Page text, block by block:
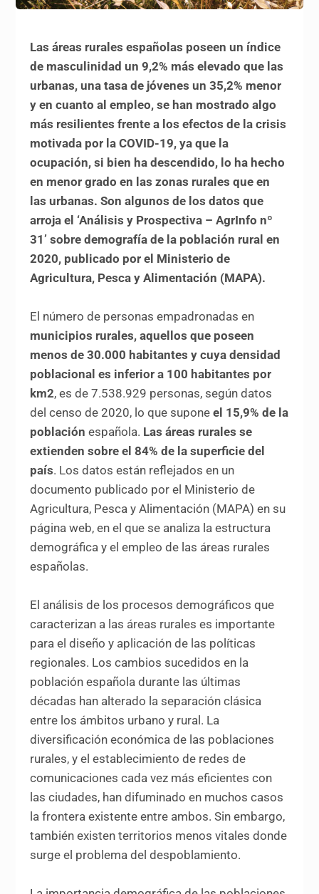
Las áreas rurales españolas poseen un índice
de masculinidad un 9,2% más elevado que las
urbanas, una tasa de jóvenes un 35,2% menor
y en cuanto al empleo, se han mostrado algo
más resilientes frente a los efectos de la crisis
motivada por la COVID-19, ya que la
ocupación, si bien ha descendido, lo ha hecho
en menor grado en las zonas rurales que en
las urbanas. Son algunos de los datos que
arroja el ‘Análisis y Prospectiva – AgrInfo nº
31’ sobre demografía de la población rural en
2020, publicado por el Ministerio de
Agricultura, Pesca y Alimentación (MAPA).
El número de personas empadronadas en
municipios rurales, aquellos que poseen
menos de 30.000 habitantes y cuya densidad
poblacional es inferior a 100 habitantes por
km2, es de 7.538.929 personas, según datos
del censo de 2020, lo que suponeel 15,9% de la
poblaciónespañola. Las áreas rurales se
extienden sobre el 84% de la superficie del
país. Los datos están reflejados en un
documento publicado por el Ministerio de
Agricultura, Pesca y Alimentación (MAPA) en su
página web, en el que se analiza la estructura
demográfica y el empleo de las áreas rurales
españolas.
El análisis de los procesos demográficos que
caracterizan a las áreas rurales es importante
para el diseño y aplicación de las políticas
regionales. Los cambios sucedidos en la
población española durante las últimas
décadas han alterado la separación clásica
entre los ámbitos urbano y rural. La
diversificación económica de las poblaciones
rurales, y el establecimiento de redes de
comunicaciones cada vez más eficientes con
las ciudades, han difuminado en muchos casos
la frontera existente entre ambos. Sin embargo,
también existen territorios menos vitales donde
surge el problema del despoblamiento.